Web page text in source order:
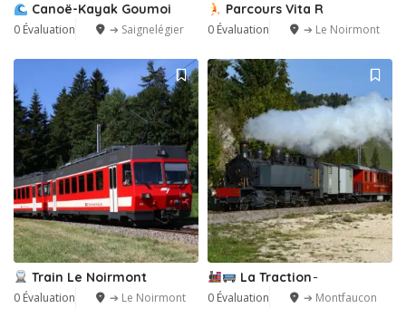
Canoë-Kayak Goumoi
0 Évaluation ➔ Saignelégier
Parcours Vita R
0 Évaluation ➔ Le Noirmont
Train Le Noirmont
0 Évaluation ➔ Le Noirmont
La Traction ̵
0 Évaluation ➔ Montfaucon